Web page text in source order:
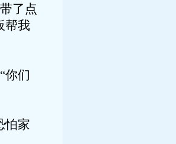
了点
帮我
你们
怕家